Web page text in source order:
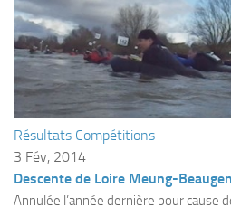
Résultats Compétitions
MATERIEL
Section Matériel
Occasions
Résultats Compétitions
3 Fév, 2014
Descente de Loire Meung-
Annulée l’année dernière pour cause